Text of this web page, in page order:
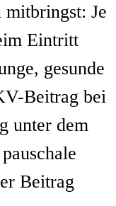
mitbringst: Je
Eintritt
gesunde
Beitrag bei
unter dem
Beitrag